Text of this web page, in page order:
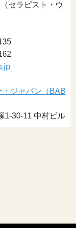
セラピスト・ウ
ジャパン（BAB
1-30-11 中村ビル